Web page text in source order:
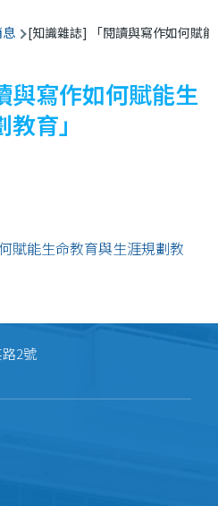
[知識雜誌] 「閱讀與寫作如何賦
與寫作如何賦能生
育」
賦能生命教育與生涯規劃教
2號